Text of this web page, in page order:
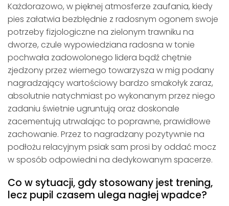
Każdorazowo, w pięknej atmosferze zaufania, kiedy
pies załatwia bezbłędnie z radosnym ogonem swoje
potrzeby fizjologiczne na zielonym trawniku na
dworze, czule wypowiedziana radosna w tonie
pochwała zadowolonego lidera bądź chętnie
zjedzony przez wiernego towarzysza w mig podany
nagradzający wartościowy bardzo smakołyk zaraz,
absolutnie natychmiast po wykonanym przez niego
zadaniu świetnie ugruntują oraz doskonale
zacementują utrwalając to poprawne, prawidłowe
zachowanie. Przez to nagradzany pozytywnie na
podłożu relacyjnym psiak sam prosi by oddać mocz
w sposób odpowiedni na dedykowanym spacerze.
Co w sytuacji, gdy stosowany jest trening,
lecz pupil czasem ulega nagłej wpadce?